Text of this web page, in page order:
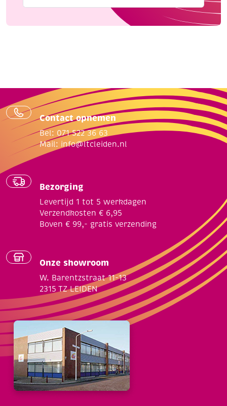
Contact opnemen
Bel: 071 522 36 63
Mail: info@ltcleiden.nl
Bezorging
Levertijd 1 tot 5 werkdagen
Verzendkosten € 6,95
Boven € 99,- gratis verzending
Onze showroom
W. Barentzstraat 11-13
2315 TZ LEIDEN